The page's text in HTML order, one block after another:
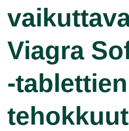
Viagra
-tablettien